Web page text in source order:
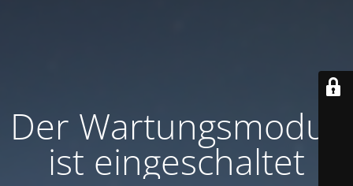
Der Wartungsmodus
ist eingeschaltet